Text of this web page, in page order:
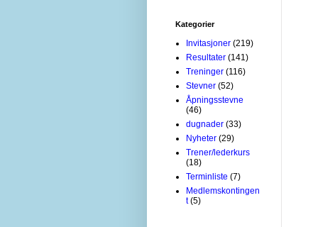
Kategorier
Invitasjoner (219)
Resultater (141)
Treninger (116)
Stevner (52)
Åpningsstevne
(46)
dugnader (33)
Nyheter (29)
Trener/lederkurs
(18)
Terminliste (7)
Medlemskontingen
t (5)